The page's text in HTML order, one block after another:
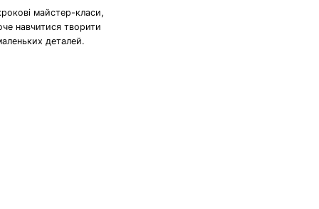
майстер-класи,
навчитися творити
деталей.